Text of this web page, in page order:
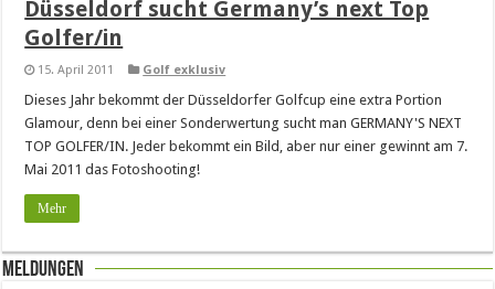
Düsseldorf sucht Germany’s next Top
Golfer/in
15. April 2011 Golf exklusiv
Dieses Jahr bekommt der Düsseldorfer Golfcup eine extra Portion
Glamour, denn bei einer Sonderwertung sucht man GERMANY'S NEXT
TOP GOLFER/IN. Jeder bekommt ein Bild, aber nur einer gewinnt am 7.
Mai 2011 das Fotoshooting!
Mehr
Meldungen